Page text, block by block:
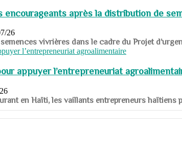
encourageants après la distribution de
26
vivrières dans le cadre du Projet
appuyer l’entrepreneuriat
en Haïti, les vaillants entrepreneurs